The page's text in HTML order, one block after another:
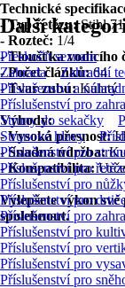
Technické
- Typ řetězu:Stihl
- Rozteč: 1/4
- Tloušťka vodicího
- Počet článků:64
- Tvar zubu:Kulatý
Výhody:
-Vysoká přesnost:
-Snadná údržba:
-Kompatibilita:
Vylepšete výkon
spolehnout.
Další
Přeskočit seznam
Zahrada
Zahradní
Příslušenství a
Příslušenství pro
Struny do sekačky
Strunové hlavy
Příslušenství pro
Příslušenství pro
Příslušenství pro
Příslušenství pro
Příslušenství pro
Příslušenství pro
Příslušenství pro
Příslušenství pro
Příslušenství pro